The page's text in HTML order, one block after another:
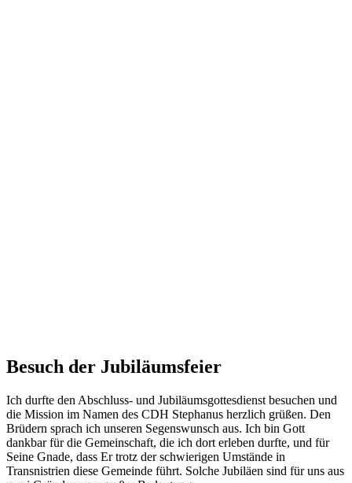
Besuch der Jubiläumsfeier
Ich durfte den Abschluss- und Jubiläumsgottesdienst besuchen und
die Mission im Namen des CDH Stephanus herzlich grüßen. Den
Brüdern sprach ich unseren Segenswunsch aus. Ich bin Gott
dankbar für die Gemeinschaft, die ich dort erleben durfte, und für
Seine Gnade, dass Er trotz der schwierigen Umstände in
Transnistrien diese Gemeinde führt. Solche Jubiläen sind für uns aus